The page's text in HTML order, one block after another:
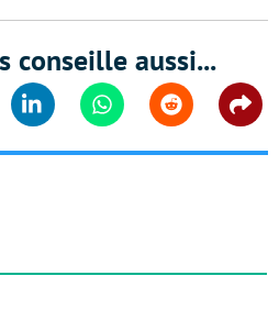
conseille aussi...
Linkedin WhatsappReddit